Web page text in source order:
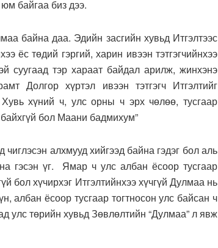
байгаа биз дээ.
байна даа. Эдийн засгийн хувьд Итгэлтээс
ёс төдий гэргий, харин ивээн тэтгэгчийнхээ
суугаад тэр хараат байдал арилж, жинхэнэ
Долгор хүртэл ивээн тэтгэгч Итгэлтийг
хүний ч, улс орны ч эрх чөлөө, тусгаар
бол Маани бадмихум”
алхмууд хийгээд байна гэдэг бол аль
гэсэн үг. Ямар ч улс албан ёсоор тусгаар
бол хүчирхэг Итгэлтийнхээ хүчгүй Дулмаа нь
ёсоор тусгаар тогтносон улс байсан ч
улс төрийн хувьд Зөвлөлтийн “Дулмаа” л явж